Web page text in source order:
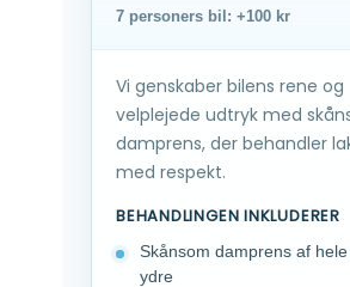
7 personers bil: +100 kr
Vi genskaber bilens rene og
velplejede udtryk med
damprens, der behandler
med respekt.
BEHANDLINGEN INKLUDERER
Skånsom damprens af
ydre